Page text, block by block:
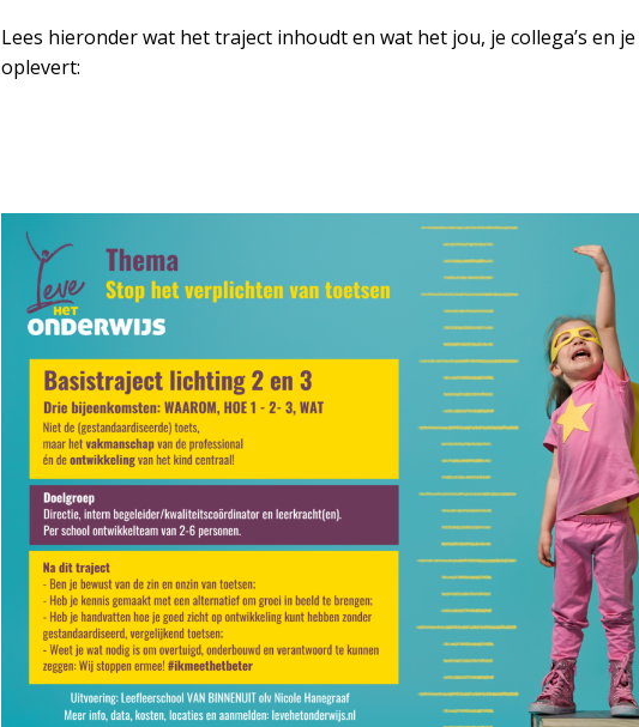
Lees hieronder wat het traject inhoudt en wat het jou, je collega’s en
oplevert: